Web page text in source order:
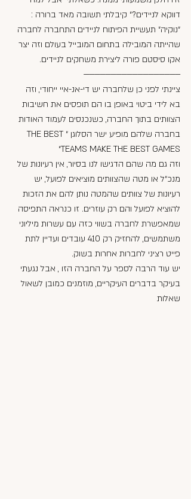
דווקא לניידים?״ קיבלתי תשובה מאד ברורה :
״נוקיה״ תעשיית הפיתוח לניידים התחברה לחברה
שהייתה המובילה בתחום המובייל בעולם וזה יצר
אקו סיסטם פורה ליצירת משחקים לניידים.
——————————————————
ציינתי לפני כן שלחברה יש די-אנ-איי ייחודי, וזה
בא לידי ביטוי באופן בו הם תופסים את חשיבות
הצוותים בתוך החברה, כשנכנסים לעמוד האודות
בחברה שלהם מופיע ישר הסלוגן ״THE BEST
TEAMS MAKE THE BEST GAMES״
וזה גם מה שהם הדגישו לנו בסיור, אין רעיונות של
מנכ״ל או מטה שהצוותים מוציאים לפועל, יש
רעיונות של צוותים שהמטה נותן להם את הזכות
להוציא לפועל והם רק עוזרים. זו כנראה התפיסה
שמאפשרת לחברה בשווי כזה עם עשרות מיליוני
משתמשים, להחזיק רק 410 עובדים ועדיין לתת
פייט רציני לחברות אחרות בשוק.
יש עוד הרבה לספר על החברה הזו , אבל נגעתי
בעיקר בדברים העיקריים, מוזמנים כמובן לשאול
שאלות